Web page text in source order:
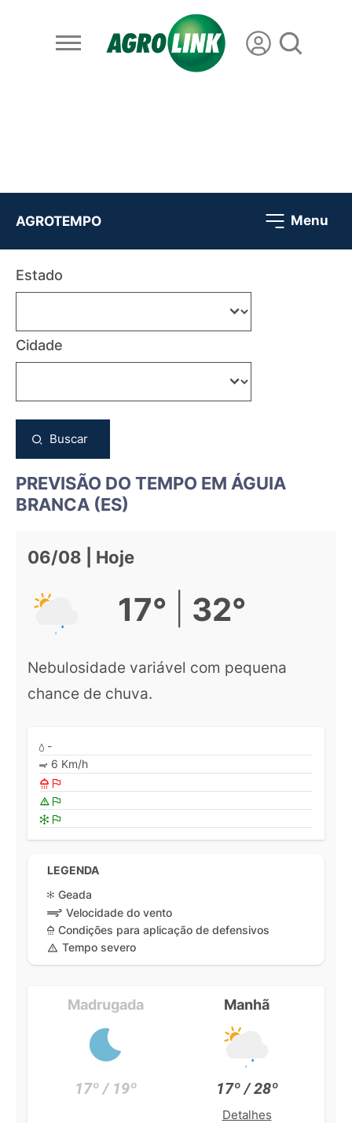
AGROTEMPO Menu
Estado
Cidade
Buscar
PREVISÃO DO TEMPO EM ÁGUIA
BRANCA (ES)
06/08 | Hoje
17° 32°
Nebulosidade variável com pequena
chance de chuva.
-
6 Km/h
LEGENDA
Geada
Velocidade do vento
Condições para aplicação de defensivos
Tempo severo
Madrugada
17º / 19º
Manhã
17º / 28º
Detalhes